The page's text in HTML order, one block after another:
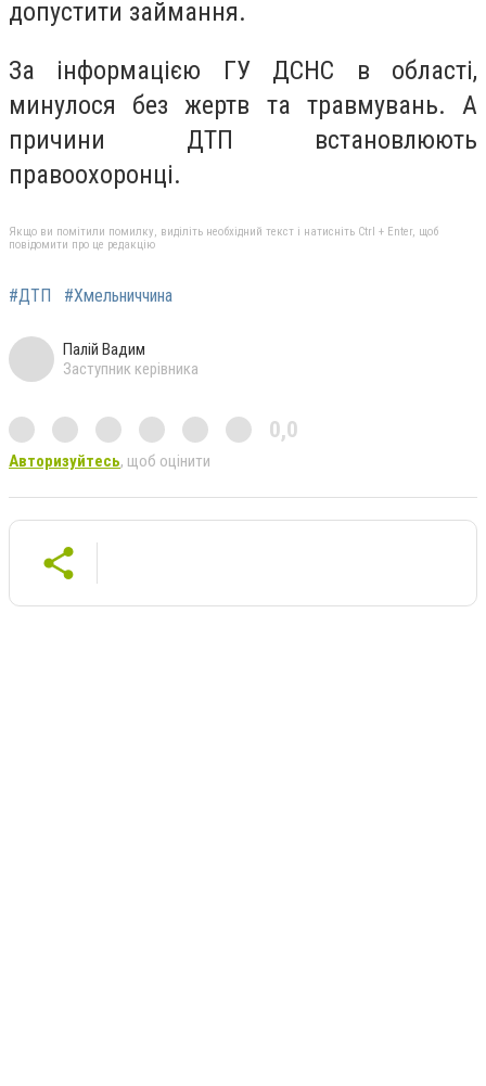
допустити займання.
За інформацією ГУ ДСНС в області,
минулося без жертв та травмувань. А
причини ДТП встановлюють
правоохоронці.
Якщо ви помітили помилку, виділіть необхідний текст і натисніть Ctrl + Enter, щоб
повідомити про це редакцію
#ДТП #Хмельниччина
Палій Вадим
Заступник керівника
0,0
Авторизуйтесь, щоб оцінити